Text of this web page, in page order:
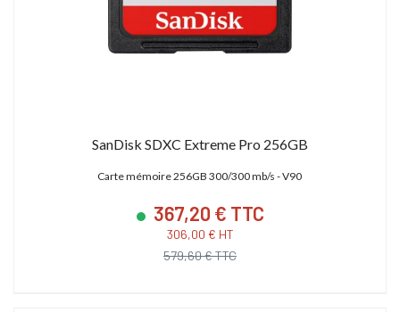
SanDisk SDXC Extreme Pro 256GB
Carte mémoire 256GB 300/300 mb/s - V90
367,20 € TTC
306,00 € HT
579,60 € TTC